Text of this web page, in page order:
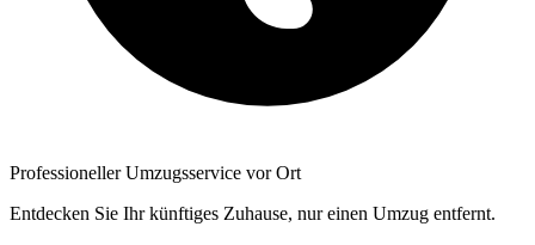
Professioneller Umzugsservice vor Ort
Entdecken Sie Ihr künftiges Zuhause, nur einen Umzug entfernt.